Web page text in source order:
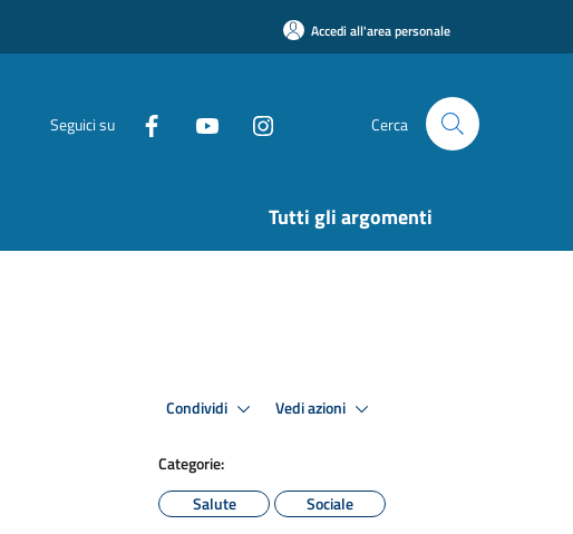
Accedi all'area personale
Seguici su Cerca
Tutti gli argomenti
Condividi Vedi azioni
Categorie:
Salute
Sociale